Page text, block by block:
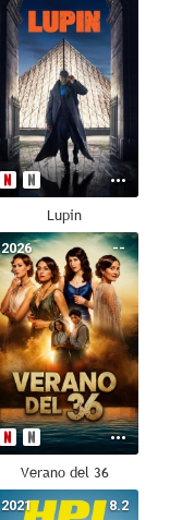
Lupin
--
2026
Verano del 36
8.2
2021